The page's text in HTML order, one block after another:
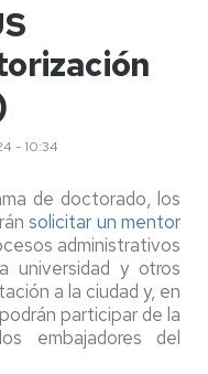
- 10:34
de doctorado, los
solicitar un mentor
administrativos
universidad y otros
a la ciudad y, en
participar de la
embajadores del